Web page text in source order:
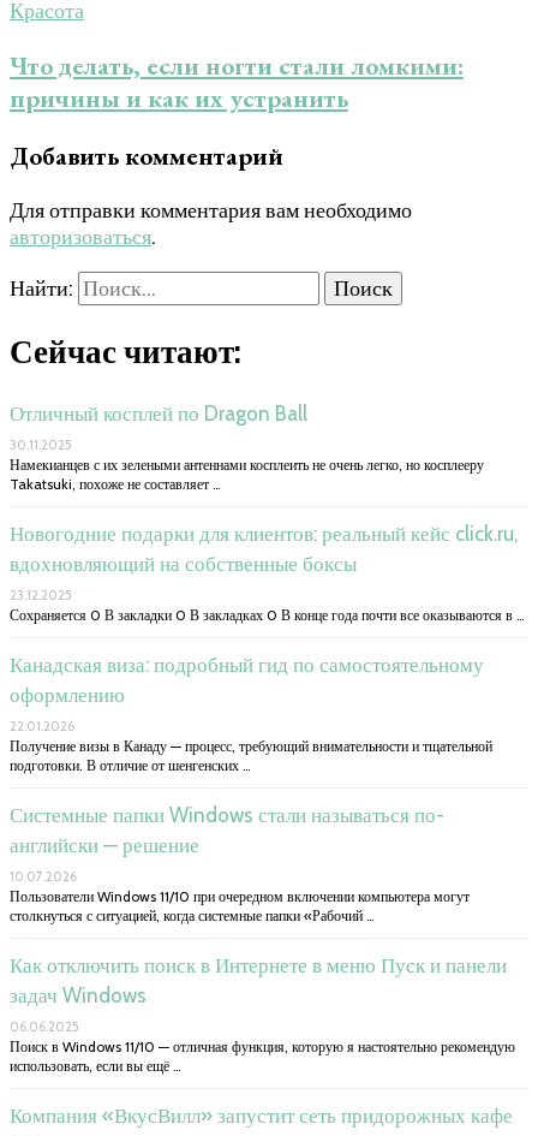
Красота
Что делать, если ногти стали ломкими:
причины и как их устранить
Добавить комментарий
Для отправки комментария вам необходимо
авторизоваться.
Найти:
Сейчас читают:
Отличный косплей по Dragon Ball
30.11.2025
Намекианцев с их зелеными антеннами косплеить не очень легко, но косплееру
Takatsuki, похоже не составляет …
Новогодние подарки для клиентов: реальный кейс click.ru,
вдохновляющий на собственные боксы
23.12.2025
Сохраняется 0 В закладки 0 В закладках 0 В конце года почти все оказываются в …
Канадская виза: подробный гид по самостоятельному
оформлению
22.01.2026
Получение визы в Канаду — процесс, требующий внимательности и тщательной
подготовки. В отличие от шенгенских …
Системные папки Windows стали называться по-
английски — решение
10.07.2026
Пользователи Windows 11/10 при очередном включении компьютера могут
столкнуться с ситуацией, когда системные папки «Рабочий …
Как отключить поиск в Интернете в меню Пуск и панели
задач Windows
06.06.2025
Поиск в Windows 11/10 — отличная функция, которую я настоятельно рекомендую
использовать, если вы ещё …
Компания «ВкусВилл» запустит сеть придорожных кафе